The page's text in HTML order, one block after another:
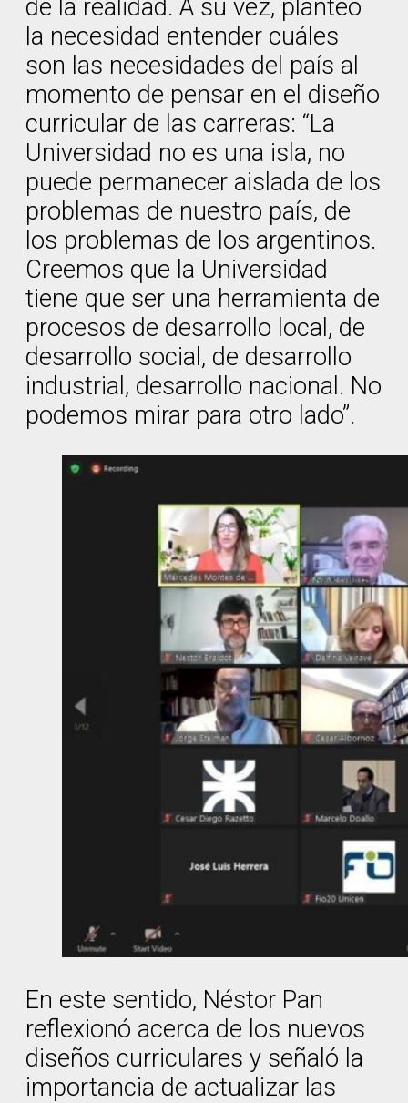
de la realidad. A su vez, planteó
la necesidad entender cuáles
son las necesidades del país al
momento de pensar en el diseño
curricular de las carreras: “La
Universidad no es una isla, no
puede permanecer aislada de los
problemas de nuestro país, de
los problemas de los argentinos.
Creemos que la Universidad
tiene que ser una herramienta de
procesos de desarrollo local, de
desarrollo social, de desarrollo
industrial, desarrollo nacional. No
podemos mirar para otro lado”.
En este sentido, Néstor Pan
reflexionó acerca de los nuevos
diseños curriculares y señaló la
importancia de actualizar las